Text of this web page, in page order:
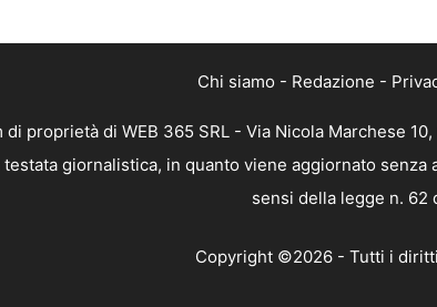
Chi siamo - Redazione -
proprietà di WEB 365 SRL - Via Nicola Marchese
giornalistica, in quanto viene aggiornato
sensi della legge n. 62
Copyright ©2026 - Tutti i